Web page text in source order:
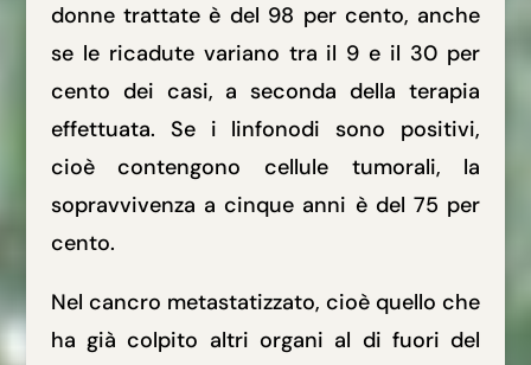
donne trattate è del 98 per cento, anche
se le ricadute variano tra il 9 e il 30 per
cento dei casi, a seconda della terapia
effettuata. Se i linfonodi sono positivi,
cioè contengono cellule tumorali, la
sopravvivenza a cinque anni è del 75 per
cento.
Nel cancro metastatizzato, cioè quello che
ha già colpito altri organi al di fuori del